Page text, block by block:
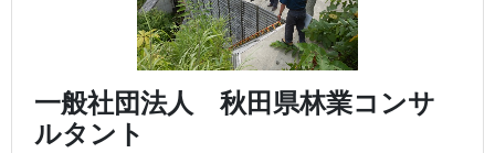
一般社団法人 秋田県林業コンサ
ルタント